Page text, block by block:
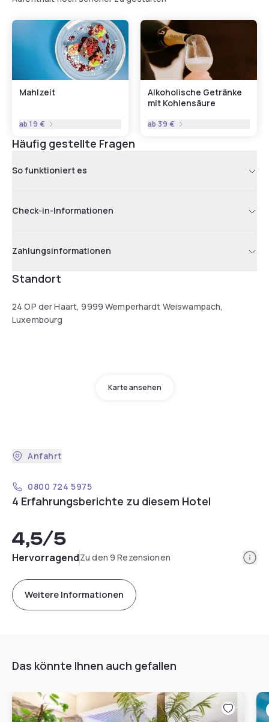
Mahlzeit
ab19 €
Alkoholische Getränke
mit Kohlensäure
ab 39 €
Häufig gestellte Fragen
So funktioniert es
Check-in-Informationen
Zahlungsinformationen
Standort
24 OP der Haart, 9999 Wemperhardt Weiswampach,
Luxembourg
Karte ansehen
Anfahrt
0800 724 5975
4 Erfahrungsberichte zu diesem Hotel
4,5/5
HervorragendZu den 9 Rezensionen
Weitere Informationen
Das könnte Ihnen auch gefallen